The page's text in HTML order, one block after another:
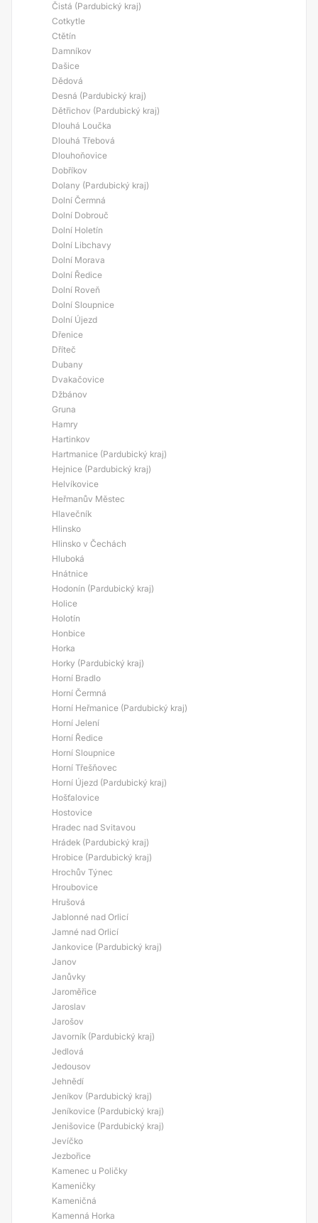
Čistá (Pardubický kraj)
Cotkytle
Ctětín
Damníkov
Dašice
Dědová
Desná (Pardubický kraj)
Dětřichov (Pardubický kraj)
Dlouhá Loučka
Dlouhá Třebová
Dlouhoňovice
Dobříkov
Dolany (Pardubický kraj)
Dolní Čermná
Dolní Dobrouč
Dolní Holetín
Dolní Libchavy
Dolní Morava
Dolní Ředice
Dolní Roveň
Dolní Sloupnice
Dolní Újezd
Dřenice
Dříteč
Dubany
Dvakačovice
Džbánov
Gruna
Hamry
Hartinkov
Hartmanice (Pardubický kraj)
Hejnice (Pardubický kraj)
Helvíkovice
Heřmanův Městec
Hlavečník
Hlinsko
Hlinsko v Čechách
Hluboká
Hnátnice
Hodonín (Pardubický kraj)
Holice
Holotín
Honbice
Horka
Horky (Pardubický kraj)
Horní Bradlo
Horní Čermná
Horní Heřmanice (Pardubický kraj)
Horní Jelení
Horní Ředice
Horní Sloupnice
Horní Třešňovec
Horní Újezd (Pardubický kraj)
Hošťalovice
Hostovice
Hradec nad Svitavou
Hrádek (Pardubický kraj)
Hrobice (Pardubický kraj)
Hrochův Týnec
Hroubovice
Hrušová
Jablonné nad Orlicí
Jamné nad Orlicí
Jankovice (Pardubický kraj)
Janov
Janůvky
Jaroměřice
Jaroslav
Jarošov
Javorník (Pardubický kraj)
Jedlová
Jedousov
Jehnědí
Jeníkov (Pardubický kraj)
Jeníkovice (Pardubický kraj)
Jenišovice (Pardubický kraj)
Jevíčko
Jezbořice
Kamenec u Poličky
Kameničky
Kameničná
Kamenná Horka